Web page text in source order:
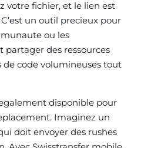
votre fichier, et le lien est
un outil precieux pour
ou les
des ressources
de code volumineuses tout
disponible pour
Imaginez un
doit envoyer des rushes